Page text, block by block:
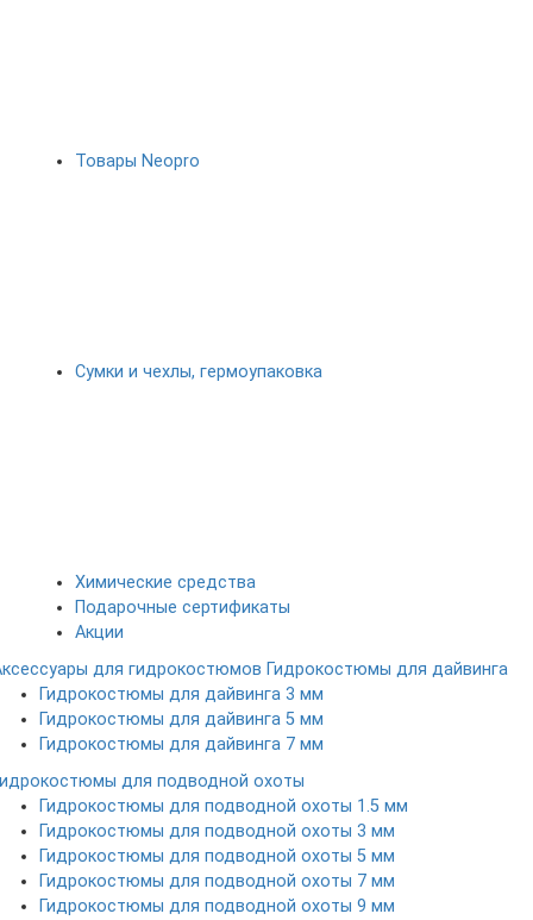
Товары Neopro
Сумки и чехлы, гермоупаковка
Химические средства
Подарочные сертификаты
Акции
для гидрокостюмов Гидрокостюмы для дайвинга
Гидрокостюмы для дайвинга 3 мм
Гидрокостюмы для дайвинга 5 мм
Гидрокостюмы для дайвинга 7 мм
для подводной охоты
Гидрокостюмы для подводной охоты 1.5 мм
Гидрокостюмы для подводной охоты 3 мм
Гидрокостюмы для подводной охоты 5 мм
Гидрокостюмы для подводной охоты 7 мм
Гидрокостюмы для подводной охоты 9 мм